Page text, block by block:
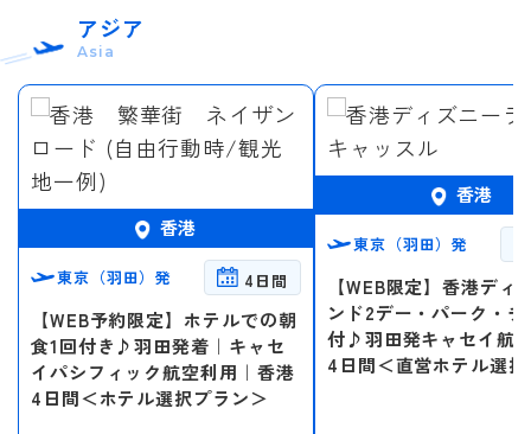
アジア
Asia
香港
東京（羽田）発 4日間
【WEB予約限定】ホテルでの朝
食1回付き♪羽田発着｜キャセ
イパシフィック航空利用｜香港
4日間＜ホテル選択プラン＞
香港
東京（羽田）発
【WEB限定】香港ディ
ンド2デー・パーク・
付♪羽田発キャセイ航
4日間＜直営ホテル選
2027年1月 この月をすべて選択
日 木 金 土
1
3 4 5 6 7 8 9
10 11 12 13